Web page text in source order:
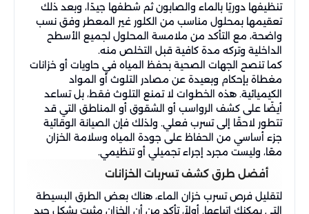
تنظيفها دوريًا بالماء والصابون ثم شطفها جيدًا، وبعد ذلك
تعقيمها بمحلول مناسب من الكلور غير المعطر وفق نسب
واضحة، مع التأكد من ملامسة المحلول لجميع الأسطح
الداخلية وتركه مدة كافية قبل التخلص منه.
كما تنصح الجهات الصحية بحفظ المياه في حاويات أو خزانات
مغطاة بإحكام وبعيدة عن مصادر التلوث أو المواد
الكيميائية. هذه الخطوات لا تمنع التلوث فقط، بل تساعد
أيضًا على كشف الرواسب أو الشقوق أو المناطق التي قد
تتطور لاحقًا إلى تسرب فعلي. ولذلك فإن الصيانة الوقائية
جزء أساسي من الحفاظ على جودة المياه وسلامة الخزان
معًا، وليست مجرد إجراء تجميلي أو تنظيمي.
أفضل طرق كشف تسربات الخزانات
لتقليل فرص تسرب خزان الماء، هناك بعض الطرق البسيطة
التي يمكنك اتباعها. أولاً، تأكد من أن الخزان مثبت بشكل جيد